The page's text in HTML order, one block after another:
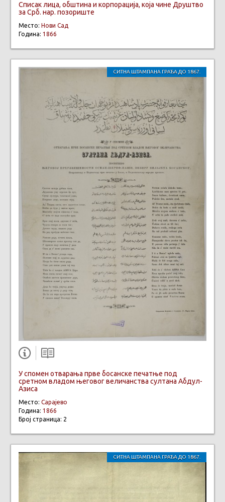
Списак лица, обштина и корпорација, коja чине Друштво
за Срб. нар. позориште
Место: Нови Сад
Година: 1866
СИТНА ШТАМПАНА ГРАЂА ДО 1867.
У спомен отварања прве босанске печатње под
сретном владом његовог величанства султана Абдул-
Азиса
Место: Сарајево
Година: 1866
Број страница: 2
СИТНА ШТАМПАНА ГРАЂА ДО 1867.